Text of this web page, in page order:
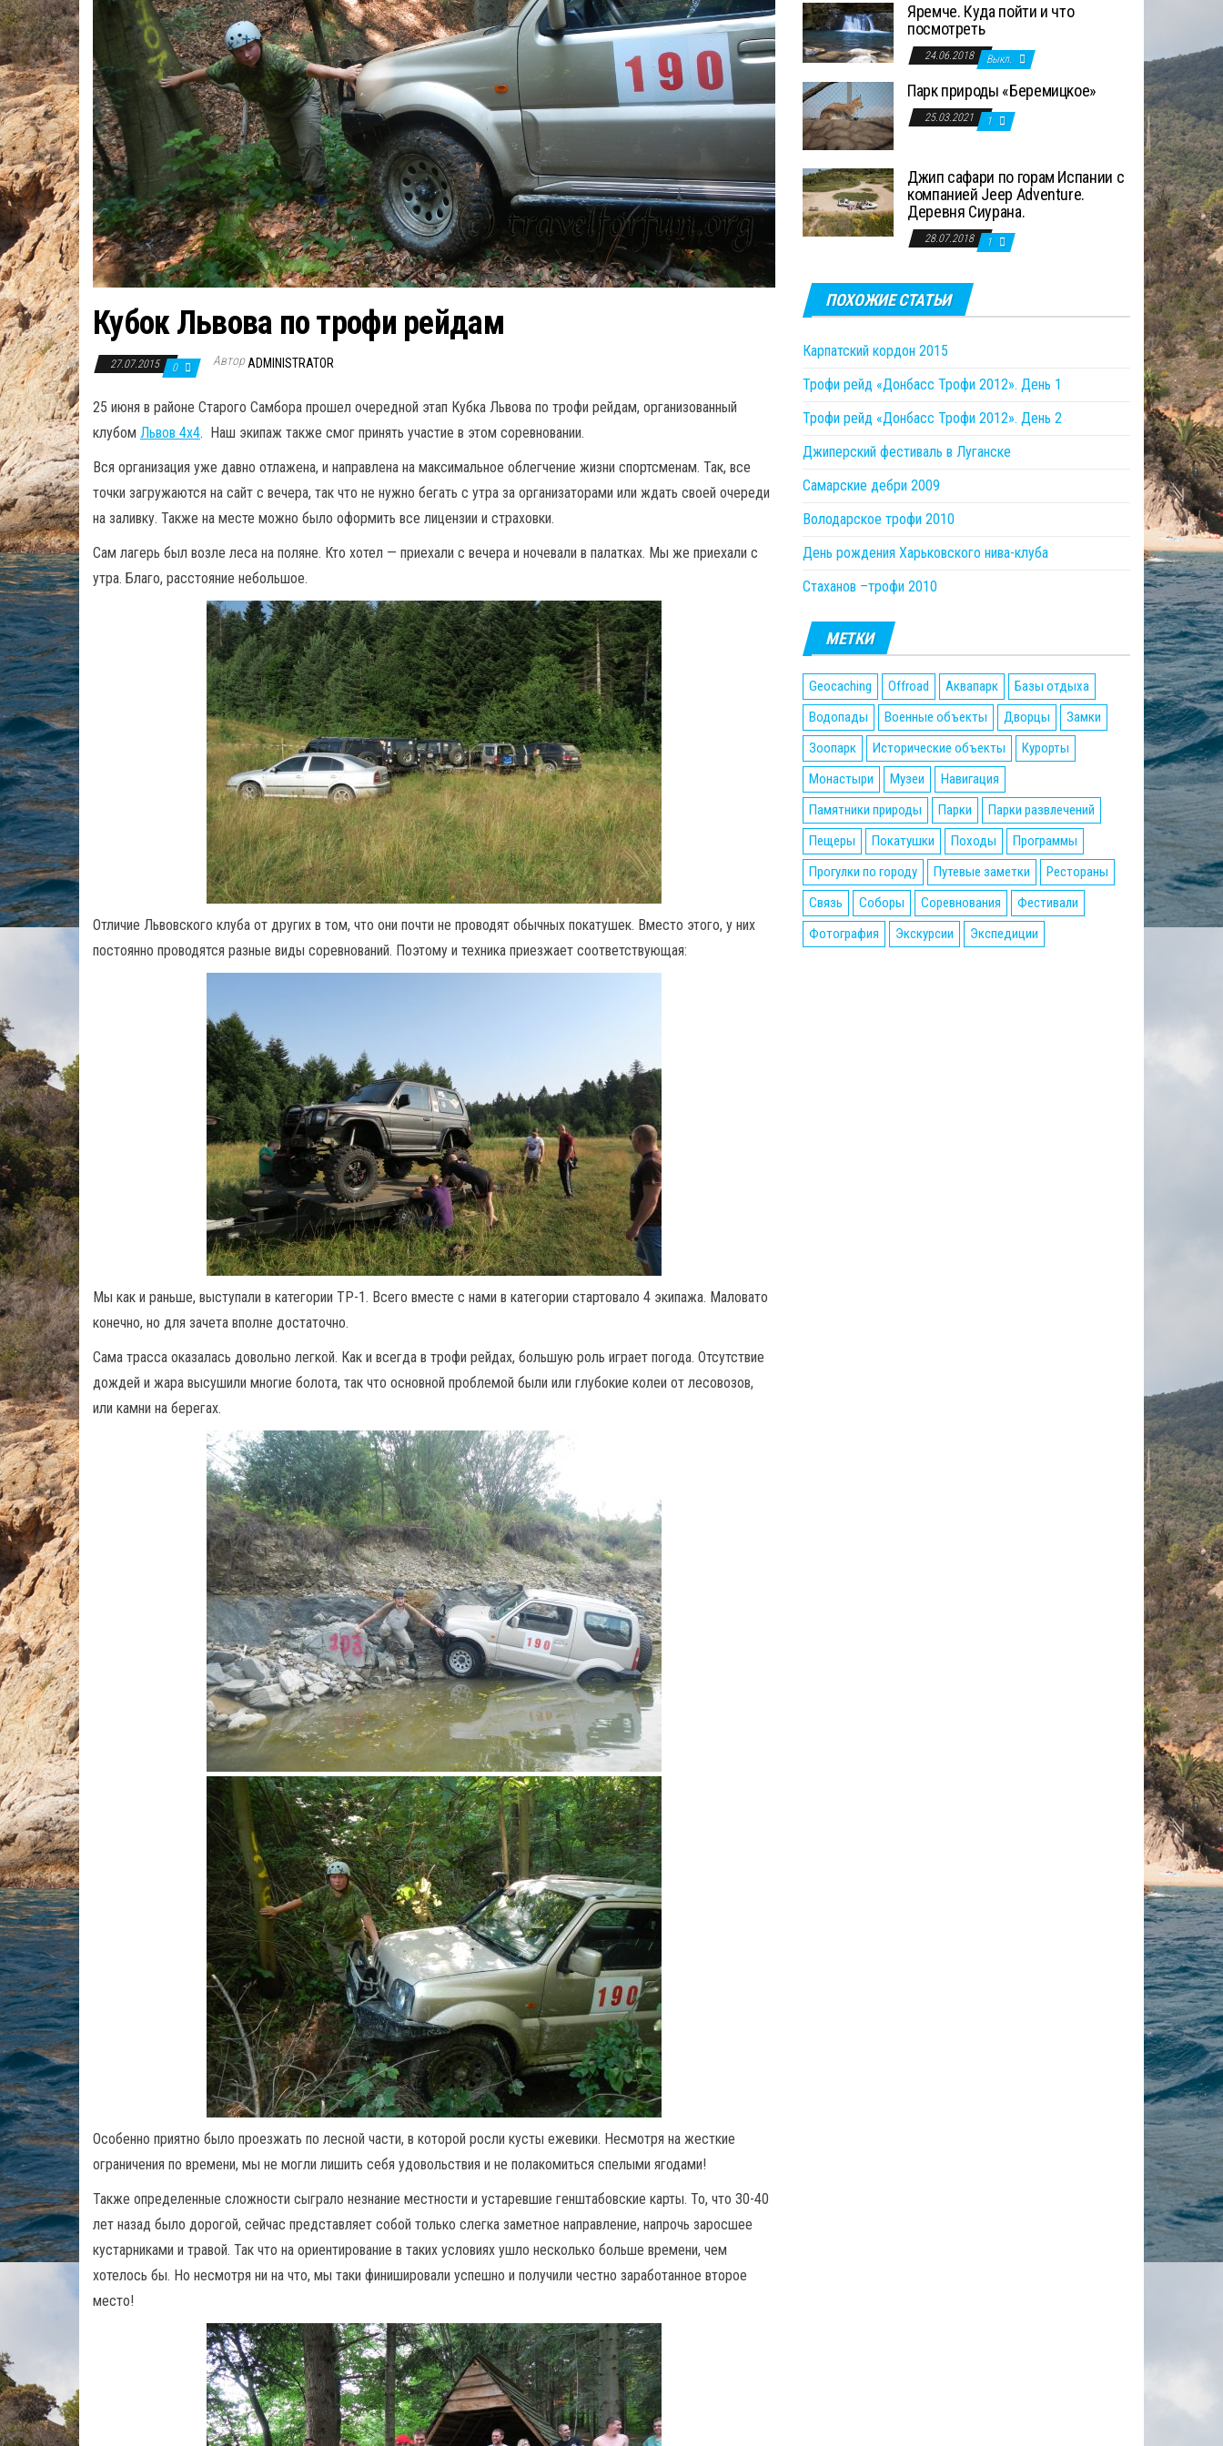
Кубок Львова по трофи рейдам
27.07.2015 0 АвторADMINISTRATOR
25 июня в районе Старого Самбора прошел очередной этап Кубка Львова по трофи рейдам, организованный
клубом Львов 4х4. Наш экипаж также смог принять участие в этом соревновании.
Вся организация уже давно отлажена, и направлена на максимальное облегчение жизни спортсменам. Так, все
точки загружаются на сайт с вечера, так что не нужно бегать с утра за организаторами или ждать своей очереди
на заливку. Также на месте можно было оформить все лицензии и страховки.
Сам лагерь был возле леса на поляне. Кто хотел — приехали с вечера и ночевали в палатках. Мы же приехали с
утра. Благо, расстояние небольшое.
Отличие Львовского клуба от других в том, что они почти не проводят обычных покатушек. Вместо этого, у них
постоянно проводятся разные виды соревнований. Поэтому и техника приезжает соответствующая:
Мы как и раньше, выступали в категории ТР-1. Всего вместе с нами в категории стартовало 4 экипажа. Маловато
конечно, но для зачета вполне достаточно.
Сама трасса оказалась довольно легкой. Как и всегда в трофи рейдах, большую роль играет погода. Отсутствие
дождей и жара высушили многие болота, так что основной проблемой были или глубокие колеи от лесовозов,
или камни на берегах.
Особенно приятно было проезжать по лесной части, в которой росли кусты ежевики. Несмотря на жесткие
ограничения по времени, мы не могли лишить себя удовольствия и не полакомиться спелыми ягодами!
Также определенные сложности сыграло незнание местности и устаревшие генштабовские карты. То, что 30-40
лет назад было дорогой, сейчас представляет собой только слегка заметное направление, напрочь заросшее
кустарниками и травой. Так что на ориентирование в таких условиях ушло несколько больше времени, чем
хотелось бы. Но несмотря ни на что, мы таки финишировали успешно и получили честно заработанное второе
место!
Яремче. Куда пойти и что
посмотреть
24.06.2018 Выкл.
Парк природы «Беремицкое»
25.03.2021 1
Джип сафари по горам Испании с
компанией Jeep Adventure.
Деревня Сиурана.
28.07.2018 1
ПОХОЖИЕ СТАТЬИ
Карпатский кордон 2015
Трофи рейд «Донбасс Трофи 2012». День 1
Трофи рейд «Донбасс Трофи 2012». День 2
Джиперский фестиваль в Луганске
Самарские дебри 2009
Володарское трофи 2010
День рождения Харьковского нива-клуба
Стаханов –трофи 2010
МЕТКИ
Geocaching Offroad Аквапарк
Базы отдыха
Водопады
Военные объекты Дворцы
Замки
Зоопарк
Исторические объекты
Курорты
Монастыри
Музеи
Навигация
Памятники природы
Парки
Парки развлечений
Пещеры
Покатушки Походы
Программы
Прогулки по городу
Путевые заметки
Рестораны
Связь
Соборы Соревнования
Фестивали
Фотография
Экскурсии Экспедиции